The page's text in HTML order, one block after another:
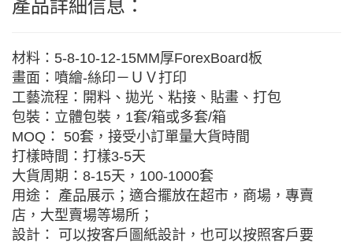
產品詳細信息：
材料：5-8-10-12-15MM厚ForexBoard板
畫面：噴繪-絲印－ＵＶ打印
工藝流程：開料、拋光、粘接、貼畫、打包
包裝：立體包裝，1套/箱或多套/箱
MOQ： 50套，接受小訂單量大貨時間
打樣時間：打樣3-5天
大貨周期：8-15天，100-1000套
用途： 產品展示；適合擺放在超市，商場，專賣
店，大型賣場等場所；
設計： 可以按客戶圖紙設計，也可以按照客戶要